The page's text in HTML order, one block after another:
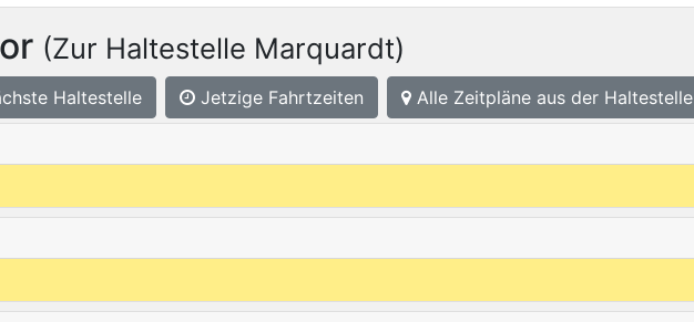
(Zur Haltestelle Marquardt)
Haltestelle Jetzige Fahrtzeiten Alle Zeitpläne aus der Haltestelle